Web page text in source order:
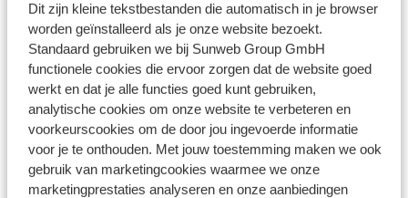
Dit zijn kleine tekstbestanden die automatisch in je browser
worden geïnstalleerd als je onze website bezoekt.
Standaard gebruiken we bij Sunweb Group GmbH
functionele cookies die ervoor zorgen dat de website goed
werkt en dat je alle functies goed kunt gebruiken,
analytische cookies om onze website te verbeteren en
voorkeurscookies om de door jou ingevoerde informatie
voor je te onthouden. Met jouw toestemming maken we ook
gebruik van marketingcookies waarmee we onze
marketingprestaties analyseren en onze aanbiedingen
Afstand tot Barstreet circa 1,6 kilometer
Haven: 1600 m
Afstand tot pinautomaat circa 1,6 kilometer
Afstand tot dichtstbijzijnde winkels circa 1,6
kilometer
(Mini)supermarkt: 800 m
Afstand tot dichtstbijzijnde restaurant circa 1,6
kilometer
Afstand tot dichtstbijzijnde ziekenhuis circa 1,5